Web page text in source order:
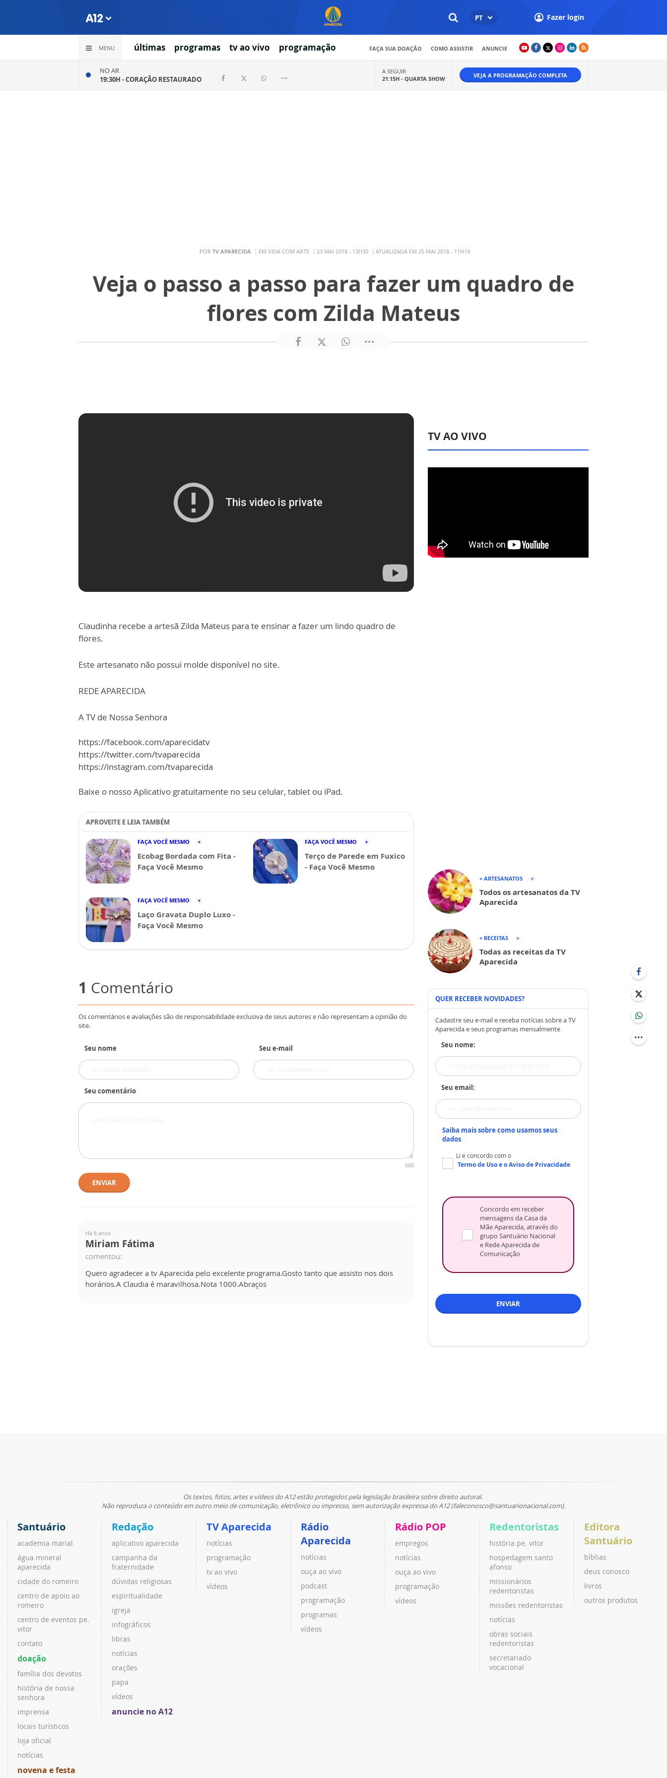
PT Fazer login
MENU últimas programas tv ao vivo programação FAÇA SUA DOAÇÃO COMO ASSISTIR ANUNCIE
NO AR
19:30H -CORAÇÃO RESTAURADO
A SEGUIR
21:15H - QUARTA SHOW VEJA A PROGRAMAÇÃO COMPLETA
POR TV APARECIDA EM VIDA COM ARTE 23 MAI 2018 - 13H30 ATUALIZADA EM 25 MAI 2018 - 11H19
Veja o passo a passo para fazer um quadro de
flores com Zilda Mateus
Claudinha recebe a artesã Zilda Mateus para te ensinar a fazer um lindo quadro de
flores.
Este artesanato não possui molde disponível no site.
REDE APARECIDA
A TV de Nossa Senhora
https://facebook.com/aparecidatv
https://twitter.com/tvaparecida
https://instagram.com/tvaparecida
Baixe o nosso Aplicativo gratuitamente no seu celular, tablet ou iPad.
APROVEITE E LEIA TAMBÉM
FAÇA VOCÊ MESMO
Ecobag Bordada com Fita -
Faça Você Mesmo
FAÇA VOCÊ MESMO
Terço de Parede em Fuxico
- Faça Você Mesmo
FAÇA VOCÊ MESMO
Laço Gravata Duplo Luxo -
Faça Você Mesmo
1 Comentário
Os comentários e avaliações são de responsabilidade exclusiva de seus autores e não representam a opinião do
site.
Seu nome Seu e-mail
Seu comentário
500
ENVIAR
Há 8 anos
Miriam Fátima
comentou:
Quero agradecer a tv Aparecida pelo excelente programa.Gosto tanto que assisto nos dois
horários.A Claudia é maravilhosa.Nota 1000.Abraços
TV AO VIVO
+ ARTESANATOS
Todos os artesanatos da TV
Aparecida
+ RECEITAS
Todas as receitas da TV
Aparecida
QUER RECEBER NOVIDADES?
Cadastre seu e-mail e receba notícias sobre a TV
Aparecida e seus programas mensalmente
Seu nome:
Seu email:
Saiba mais sobre como usamos seus
dados
Li e concordo com o
Termo de Usoe oAviso de Privacidade
Concordo em receber
mensagens da Casa da
Mãe Aparecida, através do
grupo Santuário Nacional
e Rede Aparecida de
Comunicação
ENVIAR
Os textos, fotos, artes e vídeos do A12 estão protegidos pela legislação brasileira sobre direito autoral.
Não reproduza o conteúdo em outro meio de comunicação, eletrônico ou impresso, sem autorização expressa do A12 (faleconosco@santuarionacional.com).
Santuário
academia marial
água mineral
aparecida
cidade do romeiro
centro de apoio ao
romeiro
centro de eventos pe.
vitor
contato
doação
família dos devotos
história de nossa
senhora
imprensa
locais turísticos
loja oficial
notícias
novena e festa
Redação
aplicativo aparecida
campanha da
fraternidade
dúvidas religiosas
espiritualidade
igreja
infográficos
libras
notícias
orações
papa
vídeos
anuncie no A12
TV Aparecida
notícias
programação
tv ao vivo
vídeos
Rádio
Aparecida
notícias
ouça ao vivo
podcast
programação
programas
vídeos
Rádio POP
empregos
notícias
ouça ao vivo
programação
vídeos
Redentoristas
história pe. vitor
hospedagem santo
afonso
missionários
redentoristas
missões redentoristas
notícias
obras sociais
redentoristas
secretariado
vocacional
Editora
Santuário
bíblias
deus conosco
livros
outros produtos